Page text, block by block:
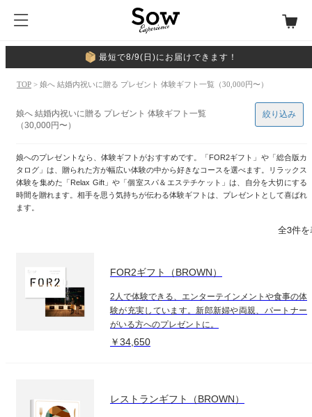
最短で8/9(日)にお届けできます！
TOP > 娘へ 結婚内祝いに贈る プレゼント 体験ギフト一覧（30,000円〜）
娘へ 結婚内祝いに贈る プレゼント 体験ギフト一覧
（30,000円〜）
娘へのプレゼントなら、体験ギフトがおすすめです。「FOR2ギフト」や「総合版カ
タログ」は、贈られた方が幅広い体験の中から好きなコースを選べます。リラックス
体験を集めた「Relax Gift」や「個室スパ＆エステチケット」は、自分を大切にする
時間を贈れます。相手を思う気持ちが伝わる体験ギフトは、プレゼントとして喜ばれ
ます。
絞り込み
全3件
FOR2ギフト（BROWN）
2人で体験できる、エンターテインメントや食事の体
験が充実しています。新郎新婦や両親、パートナー
がいる方へのプレゼントに。
￥34,650
レストランギフト（BROWN）